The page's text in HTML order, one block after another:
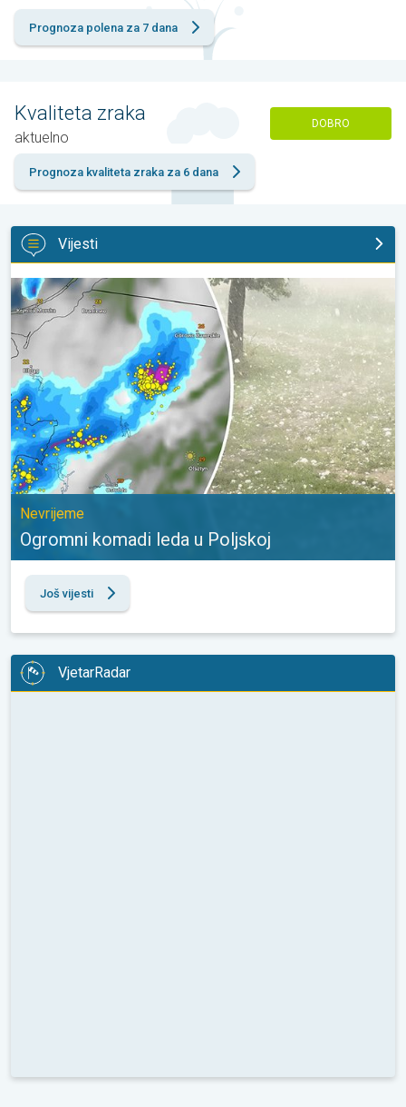
Prognoza polena za 7 dana
Kvaliteta zraka
aktuelno
DOBRO
Prognoza kvaliteta zraka za 6 dana
Vijesti
Ogromni komadi leda u Poljskoj. Nevrijeme. . .
Nevrijeme
Ogromni komadi leda u Poljskoj
Još vijesti
VjetarRadar